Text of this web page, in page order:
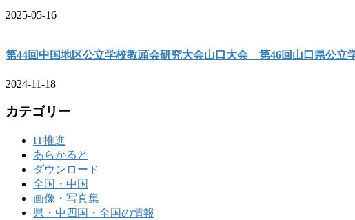
2025-05-16
第44回中国地区公立学校教頭会研究大会山口大会 第46回山口県公
2024-11-18
カテゴリー
IT推進
あらかると
ダウンロード
全国・中国
画像・写真集
県・中四国・全国の情報